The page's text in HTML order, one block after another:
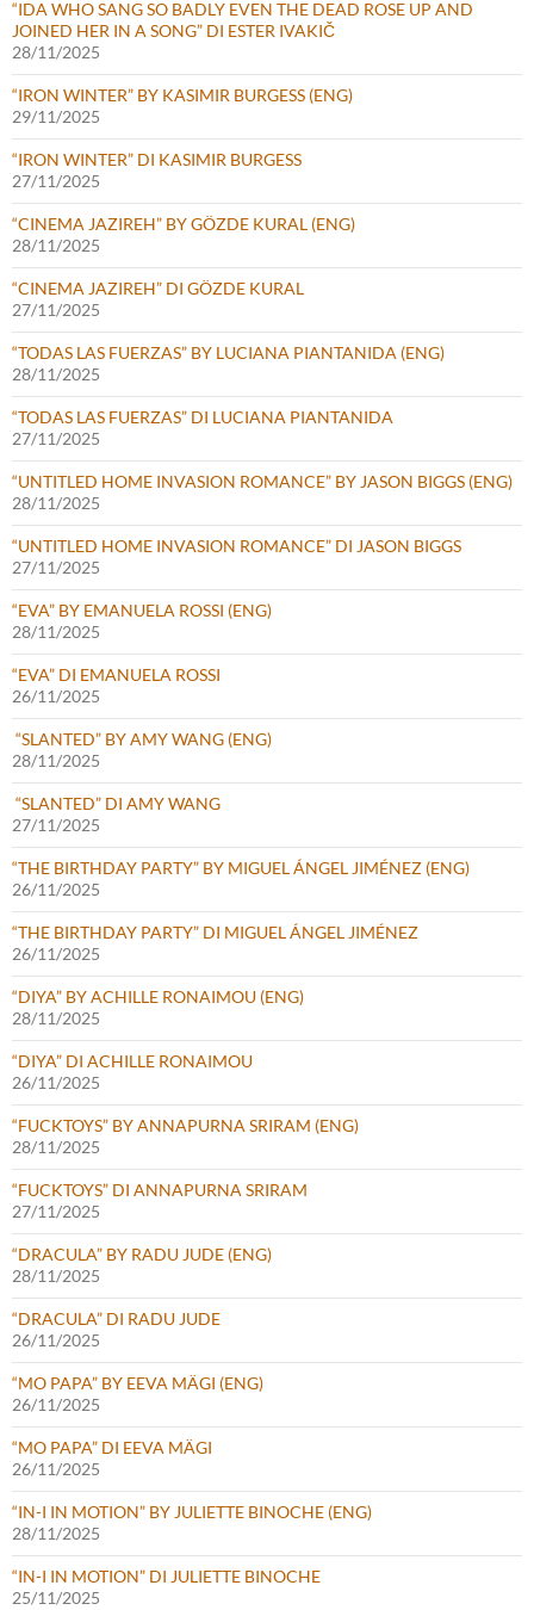
“IDA WHO SANG SO BADLY EVEN THE DEAD ROSE UP AND
JOINED HER IN A SONG” DI ESTER IVAKIČ
28/11/2025
“IRON WINTER” BY KASIMIR BURGESS (ENG)
29/11/2025
“IRON WINTER” DI KASIMIR BURGESS
27/11/2025
“CINEMA JAZIREH” BY GÖZDE KURAL (ENG)
28/11/2025
“CINEMA JAZIREH” DI GÖZDE KURAL
27/11/2025
“TODAS LAS FUERZAS” BY LUCIANA PIANTANIDA (ENG)
28/11/2025
“TODAS LAS FUERZAS” DI LUCIANA PIANTANIDA
27/11/2025
“UNTITLED HOME INVASION ROMANCE” BY JASON BIGGS (ENG)
28/11/2025
“UNTITLED HOME INVASION ROMANCE” DI JASON BIGGS
27/11/2025
“EVA” BY EMANUELA ROSSI (ENG)
28/11/2025
“EVA” DI EMANUELA ROSSI
26/11/2025
“SLANTED” BY AMY WANG (ENG)
28/11/2025
“SLANTED” DI AMY WANG
27/11/2025
“THE BIRTHDAY PARTY” BY MIGUEL ÁNGEL JIMÉNEZ (ENG)
26/11/2025
“THE BIRTHDAY PARTY” DI MIGUEL ÁNGEL JIMÉNEZ
26/11/2025
“DIYA” BY ACHILLE RONAIMOU (ENG)
28/11/2025
“DIYA” DI ACHILLE RONAIMOU
26/11/2025
“FUCKTOYS” BY ANNAPURNA SRIRAM (ENG)
28/11/2025
“FUCKTOYS” DI ANNAPURNA SRIRAM
27/11/2025
“DRACULA” BY RADU JUDE (ENG)
28/11/2025
“DRACULA” DI RADU JUDE
26/11/2025
“MO PAPA” BY EEVA MÄGI (ENG)
26/11/2025
“MO PAPA” DI EEVA MÄGI
26/11/2025
“IN-I IN MOTION” BY JULIETTE BINOCHE (ENG)
28/11/2025
“IN-I IN MOTION” DI JULIETTE BINOCHE
25/11/2025